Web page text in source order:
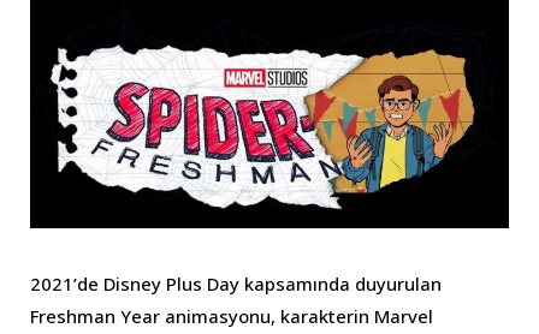
2021’de Disney Plus Day kapsamında duyurulan
Freshman Year animasyonu, karakterin Marvel